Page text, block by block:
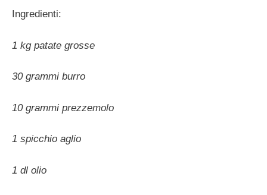
Ingredienti:
1 kg patate grosse
30 grammi burro
10 grammi prezzemolo
1 spicchio aglio
1 dl olio